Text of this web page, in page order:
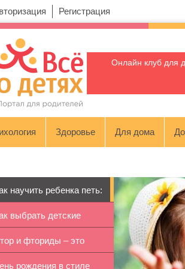
Регистрация
Онлайн клуб для
Здоровье Для дома
научить ребенка петь:
выбрать детские
и фториды – это
или ...
рождения в стиле